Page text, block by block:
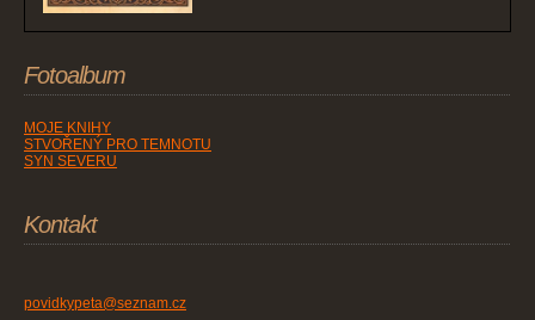
Fotoalbum
MOJE KNIHY
STVOŘENÝ PRO TEMNOTU
SYN SEVERU
Kontakt
povidkypeta@seznam.cz